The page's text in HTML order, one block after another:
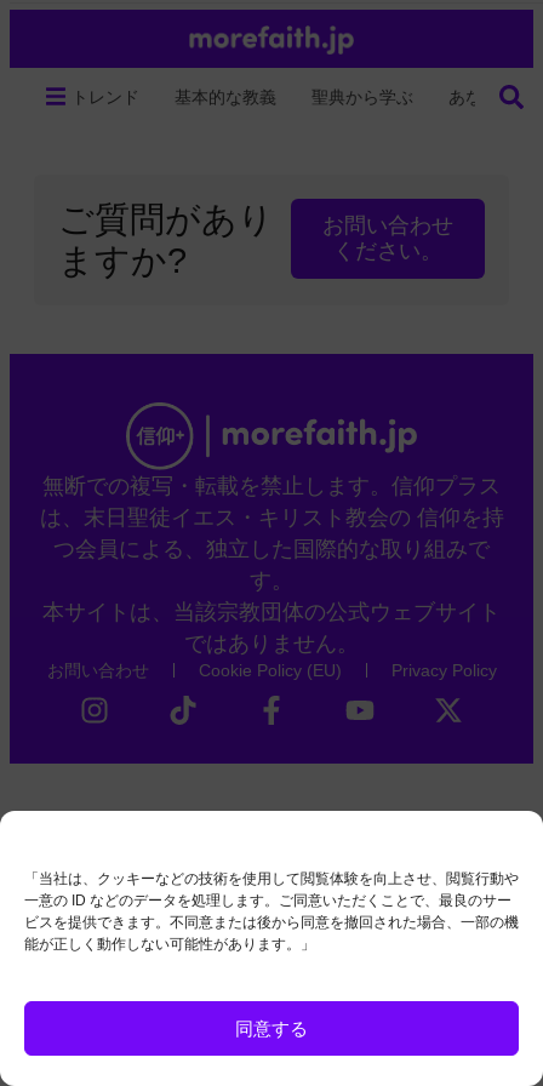
「当社は、クッキーなどの技術を使用して閲覧体験を向上させ、閲覧行動や
一意の ID などのデータを処理します。ご同意いただくことで、最良のサー
ビスを提供できます。不同意または後から同意を撤回された場合、一部の機
能が正しく動作しない可能性があります。」
同意する
トレンド 基本的な教義 聖典から学ぶ あなたの生
ご質問があり
ますか?
お問い合わせ
ください。
無断での複写・転載を禁止します。信仰プラス
は、末日聖徒イエス・キリスト教会の 信仰を持
つ会員による、独立した国際的な取り組みで
す。
本サイトは、当該宗教団体の公式ウェブサイト
ではありません。
お問い合わせ Cookie Policy (EU) Privacy Policy